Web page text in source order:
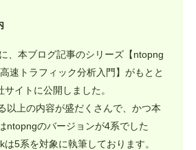
、本ブログ記事のシリーズ【ntopng
速トラフィック分析入門】がもとと
イトに公開しました。
以上の内容が盛だくさんで、かつ本
ntopngのバージョンが4系でした
5系を対象に執筆しております。